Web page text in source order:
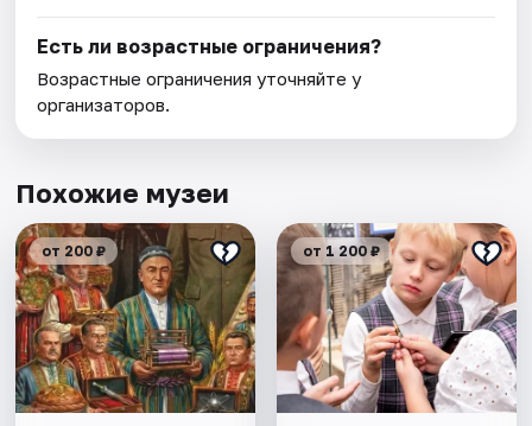
Есть ли возрастные ограничения?
Возрастные ограничения уточняйте у
организаторов.
Похожие музеи
от 200 ₽ от 1 200 ₽